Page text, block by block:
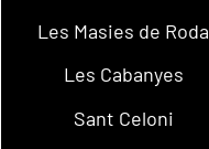
Les Masies de Roda
Les Cabanyes
Sant Celoni